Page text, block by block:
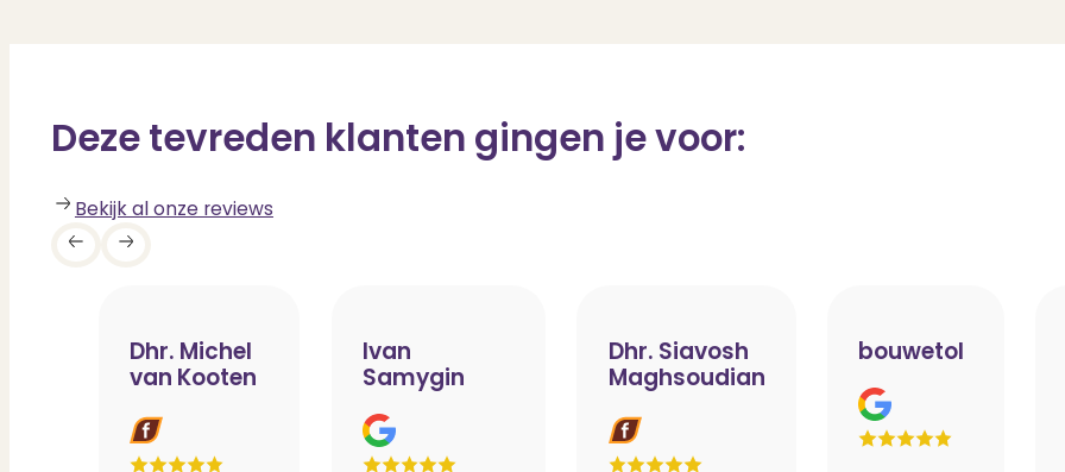
Deze tevreden klanten gingen je voor:
Bekijk al onze reviews
Dhr. Michel
van Kooten
Ivan
Samygin
Dhr. Siavosh
Maghsoudian
bouwetol